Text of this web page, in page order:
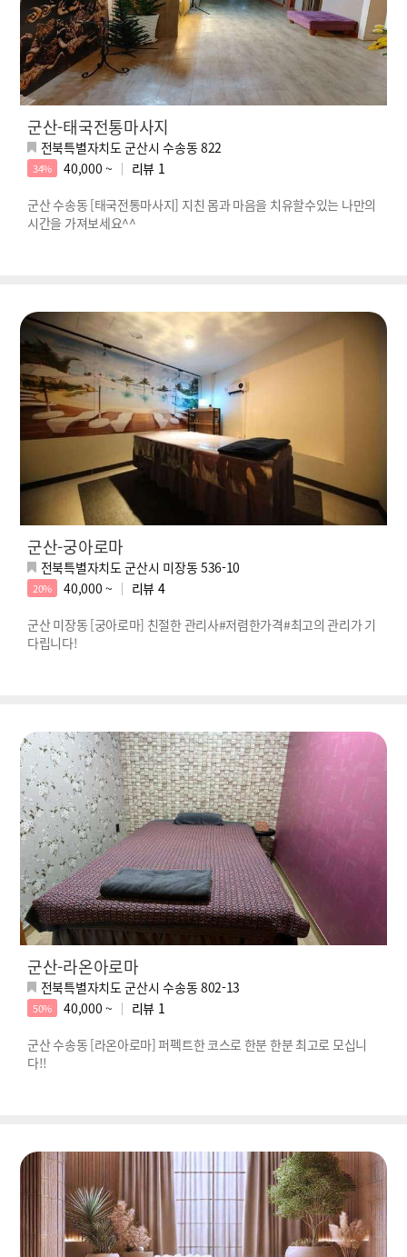
군산-태국전통마사지
전북특별자치도 군산시 수송동 822
34% 40,000 ~ 리뷰 1
군산 수송동 [태국전통마사지] 지친 몸과 마음을 치유할수있는 나만의
시간을 가져보세요^^
군산-궁아로마
전북특별자치도 군산시 미장동 536-10
20% 40,000 ~ 리뷰 4
군산 미장동 [궁아로마] 친절한 관리사#저렴한가격#최고의 관리가 기
다립니다!
군산-라온아로마
전북특별자치도 군산시 수송동 802-13
50% 40,000 ~ 리뷰 1
군산 수송동 [라온아로마] 퍼펙트한 코스로 한분 한분 최고로 모십니
다!!